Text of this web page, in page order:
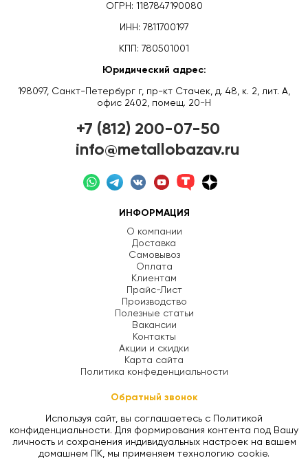
ОГРН: 1187847190080
ИНН: 7811700197
КПП: 780501001
Юридический адрес:
198097, Санкт-Петербург г, пр-кт Стачек, д. 48, к. 2, лит. А,
офис 2402, помещ. 20-Н
+7 (812) 200-07-50
info@metallobazav.ru
ИНФОРМАЦИЯ
О компании
Доставка
Самовывоз
Оплата
Клиентам
Прайс-Лист
Производство
Полезные статьи
Вакансии
Контакты
Акции и скидки
Карта сайта
Политика конфеденциальности
Обратный звонок
Используя сайт, вы соглашаетесь с Политикой
конфиденциальности. Для формирования контента под Вашу
личность и сохранения индивидуальных настроек на вашем
домашнем ПК, мы применяем технологию cookie.